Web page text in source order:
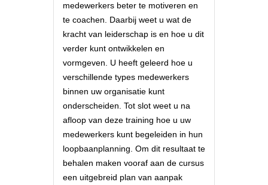
medewerkers beter te motiveren en
te coachen. Daarbij weet u wat de
kracht van leiderschap is en hoe u dit
verder kunt ontwikkelen en
vormgeven. U heeft geleerd hoe u
verschillende types medewerkers
binnen uw organisatie kunt
onderscheiden. Tot slot weet u na
afloop van deze training hoe u uw
medewerkers kunt begeleiden in hun
loopbaanplanning. Om dit resultaat te
behalen maken vooraf aan de cursus
een uitgebreid plan van aanpak